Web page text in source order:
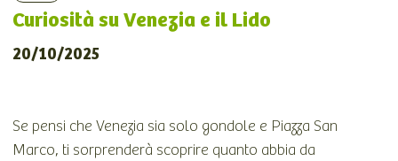
Curiosità su Venezia e il Lido
20/10/2025
Se pensi che Venezia sia solo gondole e Piazza San
Marco, ti sorprenderà scoprire quanto abbia da